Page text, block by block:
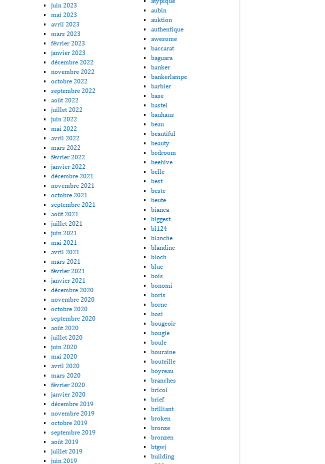
juin 2023
mai 2023
avril 2023
mars 2023
février 2023
janvier 2023
décembre 2022
novembre 2022
octobre 2022
septembre 2022
août 2022
juillet 2022
juin 2022
mai 2022
avril 2022
mars 2022
février 2022
janvier 2022
décembre 2021
novembre 2021
octobre 2021
septembre 2021
août 2021
juillet 2021
juin 2021
mai 2021
avril 2021
mars 2021
février 2021
janvier 2021
décembre 2020
novembre 2020
octobre 2020
septembre 2020
août 2020
juillet 2020
juin 2020
mai 2020
avril 2020
mars 2020
février 2020
janvier 2020
décembre 2019
novembre 2019
octobre 2019
septembre 2019
août 2019
juillet 2019
juin 2019
aubin
auktion
authentique
awesome
baccarat
baguara
banker
bankerlampe
barbier
base
bastel
bauhaus
beau
beautiful
beauty
bedroom
beehive
belle
best
beste
beute
bianca
biggest
bl124
blanche
blandine
bloch
blue
bois
bonomi
boris
borne
bosi
bougeoir
bougie
boule
bouraine
bouteille
boyreau
branches
bricol
brief
brilliant
broken
bronze
bronzen
btgwj
building